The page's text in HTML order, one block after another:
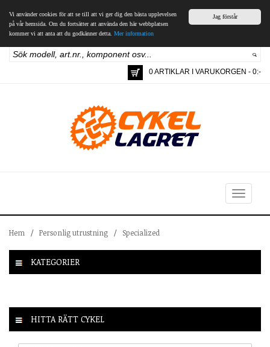
Jag förstår
Vi använder cookies för att se till att vi ger dig den bästa upplevelsen
på vår hemsida. Om du fortsätter att använda den här webbplatsen
kommer vi att anta att du godkänner detta. Mer information
0 ARTIKLAR I VARUKORGEN - 0:-
Toggle
navigation
Hem / Personlig utrustning / Specialized
KATEGORIER
HITTA RÄTT CYKEL